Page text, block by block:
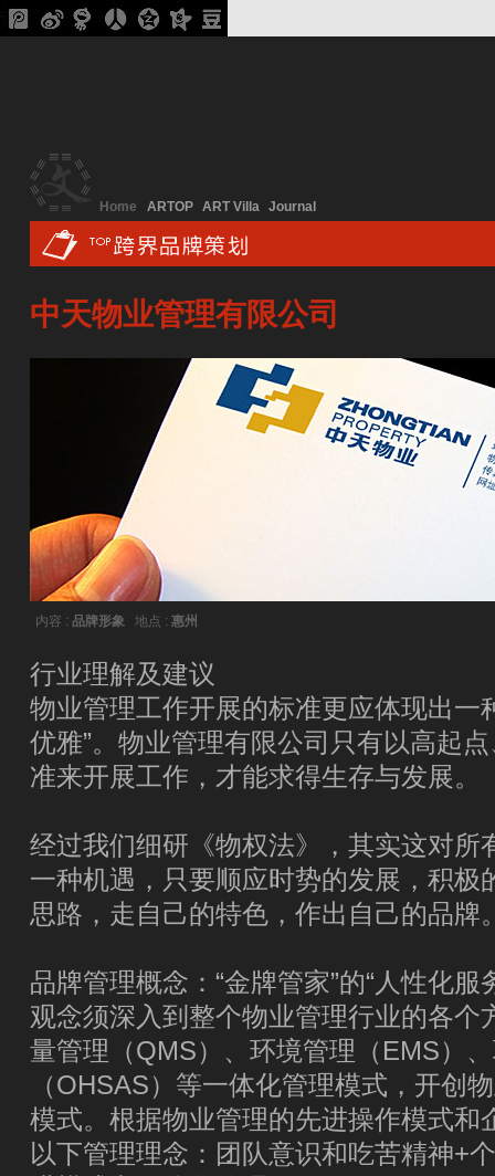
Home ARTOP ART Villa Journal
中天物业管理有限公司
内容 : 品牌形象 地点 : 惠州
行业理解及建议
物业管理工作开展的标准更应体现出一
优雅”。物业管理有限公司只有以高起
准来开展工作，才能求得生存与发展。
经过我们细研《物权法》，其实这对所
一种机遇，只要顺应时势的发展，积极
思路，走自己的特色，作出自己的品牌
品牌管理概念：“金牌管家”的“人性化
观念须深入到整个物业管理行业的各个
量管理（QMS）、环境管理（EMS）
（OHSAS）等一体化管理模式，开创
模式。根据物业管理的先进操作模式和
以下管理理念：团队意识和吃苦精神+